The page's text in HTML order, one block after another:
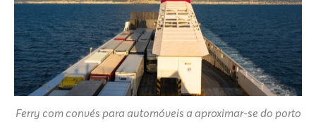
Ferry com convés para automóveis a aproximar-se do porto